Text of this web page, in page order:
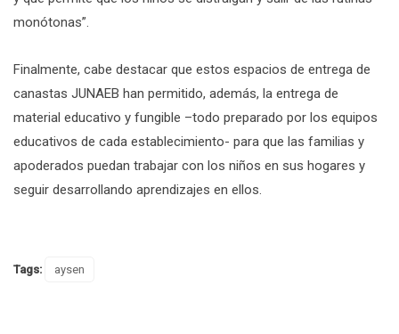
monótonas”.
Finalmente, cabe destacar que estos espacios de entrega de
canastas JUNAEB han permitido, además, la entrega de
material educativo y fungible –todo preparado por los equipos
educativos de cada establecimiento- para que las familias y
apoderados puedan trabajar con los niños en sus hogares y
seguir desarrollando aprendizajes en ellos.
Tags: aysen